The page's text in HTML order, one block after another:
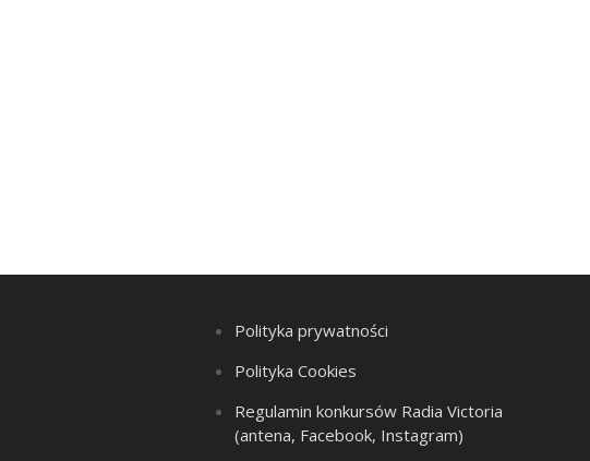
Polityka prywatności
Polityka Cookies
Regulamin konkursów Radia Victoria
(antena, Facebook, Instagram)